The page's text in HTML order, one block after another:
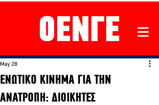
ΕΝΩΤΙΚΟ ΚΙΝΗΜΑ ΓΙΑ ΤΗΝ
ΑΝΑΤΡΟΠΗ: ΔΙΟΙΚΗΤΕΣ
May 28